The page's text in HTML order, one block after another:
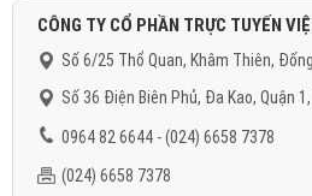
CÔNG TY CỔ PHẦN TRỰC TUYẾN
Số 6/25 Thổ Quan, Khâm Thiên,
Số 36 Điện Biên Phủ, Đa Kao, Quận
0964 82 6644 - (024) 6658 7378
(024) 6658 7378